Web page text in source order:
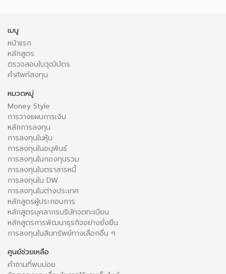
เมนู
หน้าแรก
หลักสูตร
ตรวจสอบใบวุฒิบัตร
คำศัพท์ลงทุน
หมวดหมู่
Money Style
การวางแผนการเงิน
หลักการลงทุน
การลงทุนในหุ้น
การลงทุนในอนุพันธ์
การลงทุนในกองทุนรวม
การลงทุนในตราสารหนี้
การลงทุนใน DW
การลงทุนในต่างประเทศ
หลักสูตรผู้ประกอบการ
หลักสูตรบุคลากรบริษัทจดทะเบียน
หลักสูตรการพัฒนาธุรกิจอย่างยั่งยืน
การลงทุนในสินทรัพย์ทางเลือกอื่น ๆ
ศูนย์ช่วยเหลือ
คำถามที่พบบ่อย